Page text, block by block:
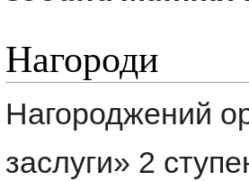
Нагороди
Нагороджений
заслуги» 2